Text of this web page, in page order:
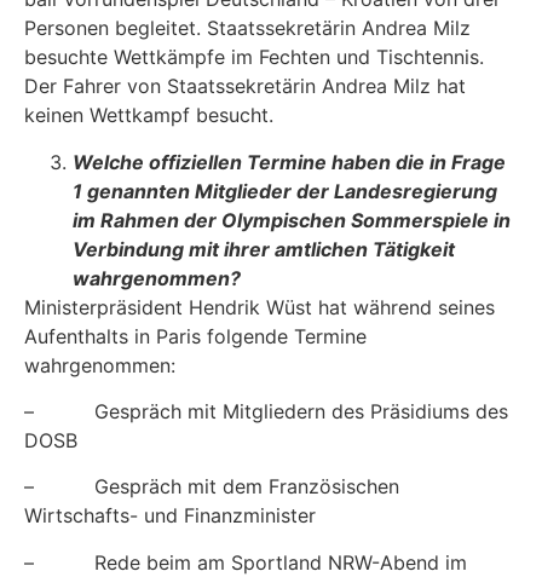
Personen begleitet. Staatssekretärin An­drea Milz
besuchte Wettkämpfe im Fechten und Tischtennis.
Der Fahrer von Staatssekretärin Andrea Milz hat
keinen Wettkampf besucht.
Welche offiziellen Termine haben die in Frage
1 genannten Mitglieder der Landes­regierung
im Rahmen der Olympischen Sommerspiele in
Verbindung mit ihrer amtlichen Tätigkeit
wahrgenommen?
Ministerpräsident Hendrik Wüst hat während seines
Aufenthalts in Paris folgende Termine
wahrgenommen:
– Gespräch mit Mitgliedern des Präsidiums des
DOSB
– Gespräch mit dem Französischen
Wirtschafts- und Finanzminister
– Rede beim am Sportland NRW-Abend im